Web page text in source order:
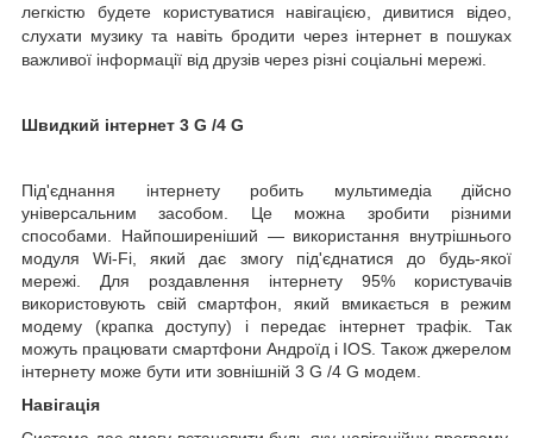
легкістю будете користуватися навігацією, дивитися відео,
слухати музику та навіть бродити через інтернет в пошуках
важливої інформації від друзів через різні соціальні мережі.
Швидкий інтернет 3 G /4 G
Під'єднання інтернету робить мультимедіа
дійсно
універсальним засобом. Це можна зробити різними
способами. Найпоширеніший — використання внутрішнього
модуля Wi-Fi, який дає змогу під'єднатися до будь-якої
мережі. Для роздавлення інтернету 95% користувачів
використовують свій смартфон, який вмикається в режим
модему (крапка доступу) і передає інтернет трафік. Так
можуть працювати смартфони Андроїд і IOS. Також джерелом
інтернету може бути ити зовнішній 3 G /4 G модем.
Навігація